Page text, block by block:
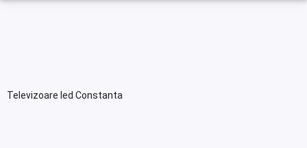
Televizoare led Constanta